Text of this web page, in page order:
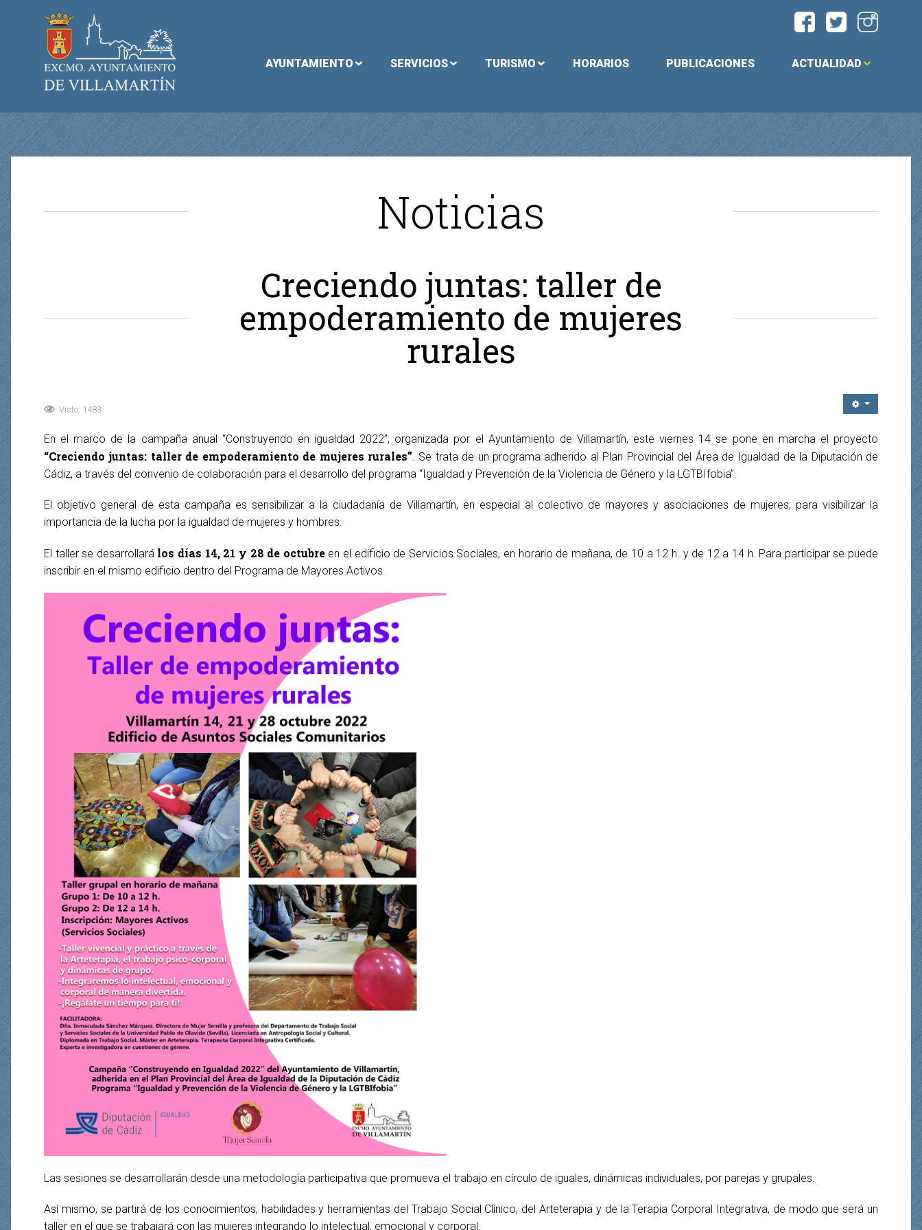
AYUNTAMIENTO SERVICIOS TURISMO HORARIOS PUBLICACIONES ACTUALIDAD
Noticias
Creciendo juntas: taller de
empoderamiento de mujeres
rurales
Visto: 1483
En el marco de la campaña anual “Construyendo en igualdad 2022”, organizada por el Ayuntamiento de Villamartín, este viernes 14 se pone en marcha el proyecto
“Creciendo juntas: taller de empoderamiento de mujeres rurales” . Se trata de un programa adherido al Plan Provincial del Área de Igualdad de la Diputación de
Cádiz, a través del convenio de colaboración para el desarrollo del programa “Igualdad y Prevención de la Violencia de Género y la LGTBIfobia”.
El objetivo general de esta campaña es sensibilizar a la ciudadanía de Villamartín, en especial al colectivo de mayores y asociaciones de mujeres, para visibilizar la
importancia de la lucha por la igualdad de mujeres y hombres.
El taller se desarrollará los días 14, 21 y 28 de octubreen el edificio de Servicios Sociales, en horario de mañana, de 10 a 12 h. y de 12 a 14 h. Para participar se puede
inscribir en el mismo edificio dentro del Programa de Mayores Activos.
Las sesiones se desarrollarán desde una metodología participativa que promueva el trabajo en círculo de iguales, dinámicas individuales, por parejas y grupales.
Así mismo, se partirá de los conocimientos, habilidades y herramientas del Trabajo Social Clínico, del Arteterapia y de la Terapia Corporal Integrativa, de modo que será un
taller en el que se trabajará con las mujeres integrando lo intelectual, emocional y corporal.